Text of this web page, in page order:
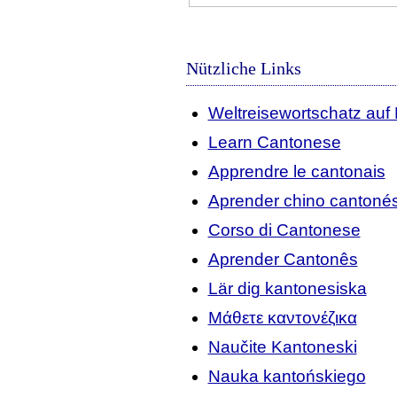
Nützliche Links
Weltreisewortschatz auf
Learn Cantonese
Apprendre le cantonais
Aprender chino
Corso di Cantonese
Aprender Cantonês
Lär dig kantonesiska
Μάθετε καντονέζικα
Naučite Kantoneski
Nauka kantońskiego